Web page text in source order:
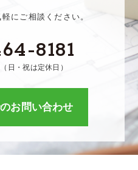
にご相談ください。
8181
日・祝は定休日）
お問い合わせ